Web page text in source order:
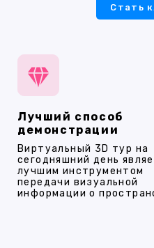
Стать
Лучший способ
демонстрации
Виртуальный 3D тур на
сегодняшний день
лучшим инструментом
передачи визуальной
информации о